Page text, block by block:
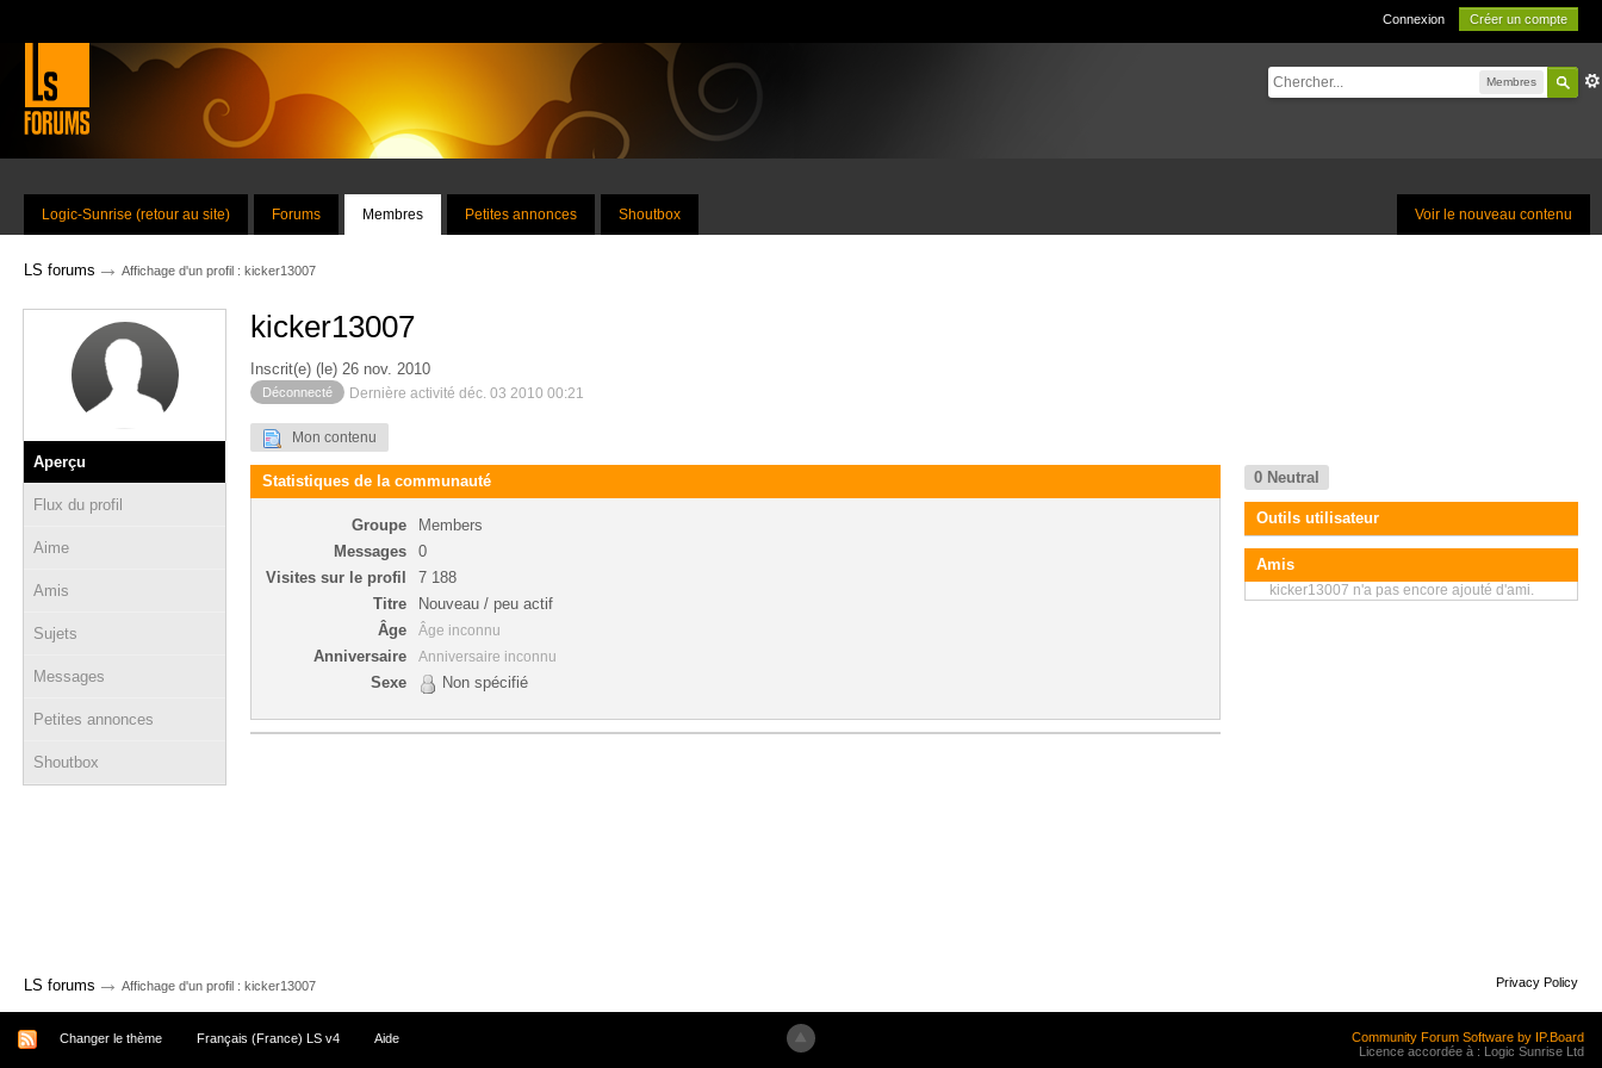
Connexion Créer un compte
Membres
Voir le nouveau contenu
Logic-Sunrise (retour au site) Forums Membres Petites annonces Shoutbox
LS forums → Affichage d'un profil : kicker13007
Aperçu
Flux du profil
Aime
Amis
Sujets
Messages
Petites annonces
Shoutbox
kicker13007
Inscrit(e) (le) 26 nov. 2010
Déconnecté Dernière activité déc. 03 2010 00:21
Mon contenu
Statistiques de la communauté
Groupe
Members
Messages
0
Visites sur le profil
7 188
Titre
Nouveau / peu actif
Âge
Âge inconnu
Anniversaire Anniversaire inconnu
Sexe Non spécifié
0 Neutral
Outils utilisateur
Amis
kicker13007 n'a pas encore ajouté d'ami.
LS forums → Affichage d'un profil : kicker13007 Privacy Policy
Changer le thème Français (France) LS v4 Aide
Community Forum Software by IP.Board
Licence accordée à : Logic Sunrise Ltd